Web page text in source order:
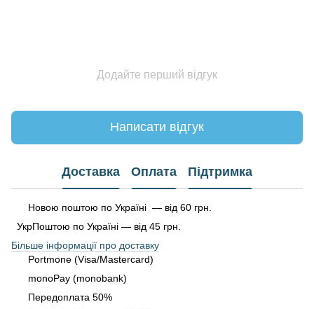
Додайте перший відгук
Написати відгук
Доставка Оплата Підтримка
Новою поштою по Україні — від 60 грн.
УкрПоштою по Україні — від 45 грн.
Більше інформації про доставку
Portmone (Visa/Mastercard)
monoPay (monobank)
Передоплата 50%